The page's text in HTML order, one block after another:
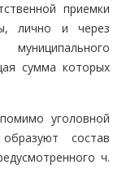
приемки
лично и через
сумма которых
уголовной
состав
ч.